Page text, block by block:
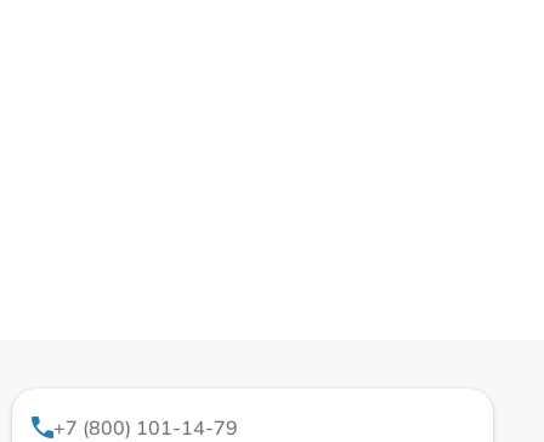
+7 (800) 101-14-79